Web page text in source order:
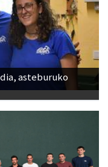
asteburuko